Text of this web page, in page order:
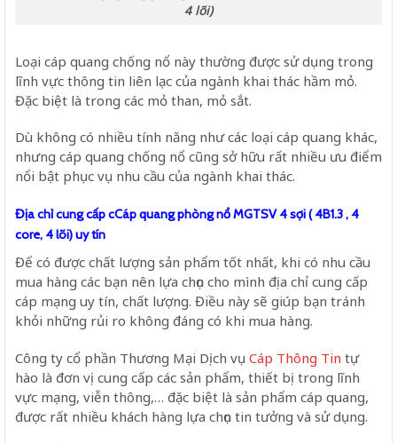
4 lõi)
Loại cáp quang chống nổ này thường được sử dụng trong
lĩnh vực thông tin liên lạc của ngành khai thác hầm mỏ.
Đặc biệt là trong các mỏ than, mỏ sắt.
Dù không có nhiều tính năng như các loại cáp quang khác,
nhưng cáp quang chống nổ cũng sở hữu rất nhiều ưu điểm
nổi bật phục vụ nhu cầu của ngành khai thác.
Địa chỉ cung cấp cCáp quang phòng nổ MGTSV 4 sợi ( 4B1.3 , 4
core, 4 lõi) uy tín
Để có được chất lượng sản phẩm tốt nhất, khi có nhu cầu
mua hàng các bạn nên lựa chọn cho mình địa chỉ cung cấp
cáp mạng uy tín, chất lượng. Điều này sẽ giúp bạn tránh
khỏi những rủi ro không đáng có khi mua hàng.
Công ty cổ phần Thương Mại Dịch vụ Cáp Thông Tin tự
hào là đơn vị cung cấp các sản phẩm, thiết bị trong lĩnh
vực mạng, viễn thông,… đặc biệt là sản phẩm cáp quang,
được rất nhiều khách hàng lựa chọn tin tưởng và sử dụng.